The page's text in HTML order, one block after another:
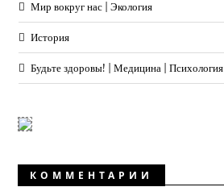
Мир вокруг нас | Экология
История
Будьте здоровы! | Медицина | Психология
КОММЕНТАРИИ